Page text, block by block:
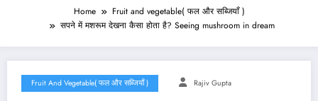
Home
Fruit and vegetable( फल और सब्जियाँ )
सपने में मशरूम देखना कैसा होता है? Seeing mushroom in dream
Fruit And Vegetable( फल और सब्जियाँ ) Rajiv Gupta